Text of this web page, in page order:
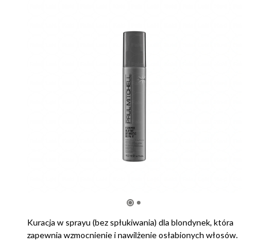
Kuracja w sprayu (bez spłukiwania) dla blondynek, która
zapewnia wzmocnienie i nawilżenie osłabionych włosów.